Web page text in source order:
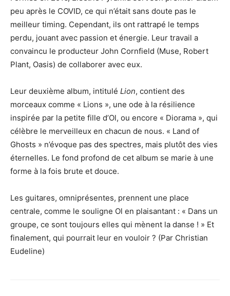
peu après le COVID, ce qui n’était sans doute pas le
meilleur timing. Cependant, ils ont rattrapé le temps
perdu, jouant avec passion et énergie. Leur travail a
convaincu le producteur John Cornfield (Muse, Robert
Plant, Oasis) de collaborer avec eux.
Leur deuxième album, intitulé Lion, contient des
morceaux comme « Lions », une ode à la résilience
inspirée par la petite fille d’Ol, ou encore « Diorama », qui
célèbre le merveilleux en chacun de nous. « Land of
Ghosts » n’évoque pas des spectres, mais plutôt des vies
éternelles. Le fond profond de cet album se marie à une
forme à la fois brute et douce.
Les guitares, omniprésentes, prennent une place
centrale, comme le souligne Ol en plaisantant : « Dans un
groupe, ce sont toujours elles qui mènent la danse ! » Et
finalement, qui pourrait leur en vouloir ? (Par Christian
Eudeline)